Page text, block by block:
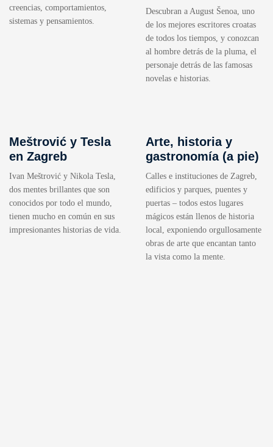
creencias, comportamientos,
sistemas y pensamientos.
Descubran a August Šenoa, uno
de los mejores escritores croatas
de todos los tiempos, y conozcan
al hombre detrás de la pluma, el
personaje detrás de las famosas
novelas e historias.
Meštrović y Tesla
en Zagreb
Ivan Meštrović y Nikola Tesla,
dos mentes brillantes que son
conocidos por todo el mundo,
tienen mucho en común en sus
impresionantes historias de vida.
Arte, historia y
gastronomía (a pie)
Calles e instituciones de Zagreb,
edificios y parques, puentes y
puertas – todos estos lugares
mágicos están llenos de historia
local, exponiendo orgullosamente
obras de arte que encantan tanto
la vista como la mente.